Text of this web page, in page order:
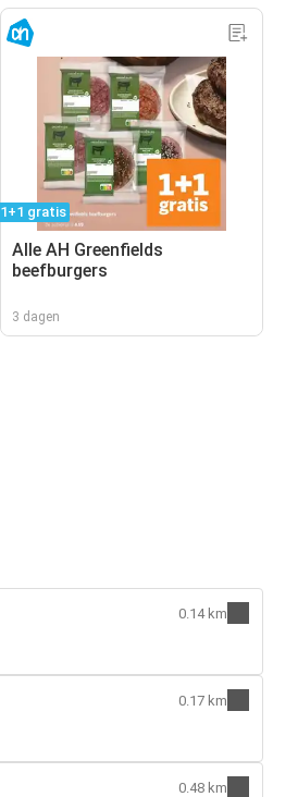
1+1 gratis
Alle AH Greenfields
beefburgers
3 dagen
0.14 km
0.17 km
0.48 km